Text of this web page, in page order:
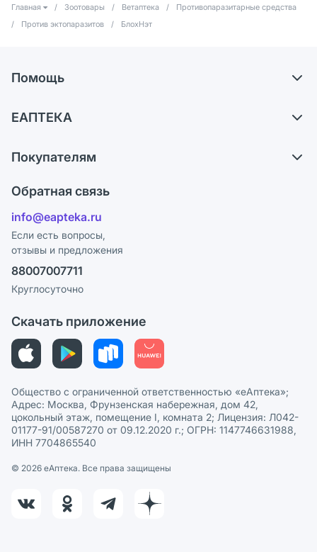
Главная / Зоотовары / Ветаптека /
Противопаразитарные средства
/
Против эктопаразитов / БлохНэт
Помощь
Самовывоз из аптек
Ответы на вопросы
Блог
ЕАПТЕКА
Карьера
Поставщики
Лицензия
Реклама на сайте
Ваши товары на ЕАПТЕКЕ
Покупателям
Программа СберСпасибо
Политика конфиденциальности
Пользовательское соглашение
Политика рекомендаций
Этика и соответствие
Политика в отношении обработки персональных данных
Обратная связь
info@eapteka.ru
Если есть вопросы,
отзывы и предложения
88007007711
Круглосуточно
Скачать приложение
Общество с ограниченной ответственностью «еАптека»;
Адрес: Москва, Фрунзенская набережная, дом 42,
цокольный этаж, помещение I, комната 2; Лицензия: Л042-
01177-91/00587270 от 09.12.2020 г.; ОГРН: 1147746631988,
ИНН 7704865540
© 2026 eАптека. Все права защищены